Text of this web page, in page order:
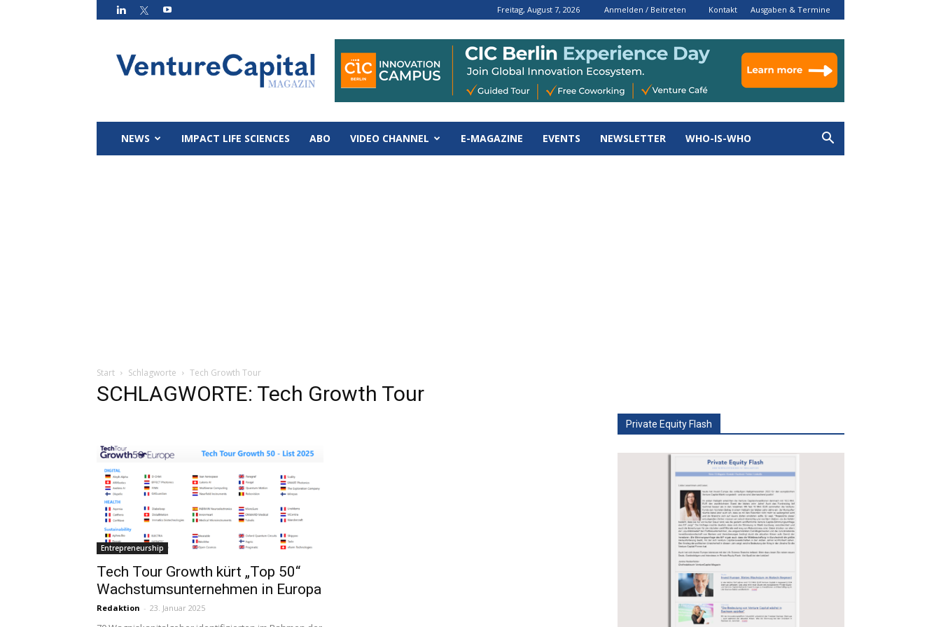
Freitag, August 7, 2026 Anmelden / Beitreten Kontakt Ausgaben & Termine
Magazin
NEWS IMPACT LIFE SCIENCES ABO VIDEO CHANNEL E-MAGAZINE EVENTS NEWSLETTER WHO-IS-WHO
Start Schlagworte Tech Growth Tour
SCHLAGWORTE: Tech Growth Tour
Entrepreneurship
Tech Tour Growth kürt „Top 50“
Wachstumsunternehmen in Europa
Redaktion - 23. Januar 2025
Private Equity Flash